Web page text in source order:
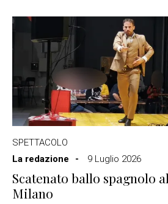
SPETTACOLO
La redazione
9 Luglio 2026
Scatenato ballo spagnolo
Milano